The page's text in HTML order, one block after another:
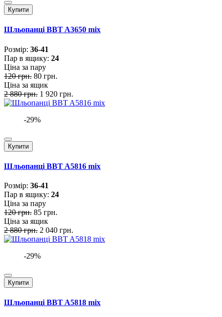
Купити
Шльопанці BBT A3650 mix
Розмiр: 36-41
Пар в ящику: 24
Ціна за пару
120 грн. 80 грн.
Ціна за ящик
2 880 грн. 1 920 грн.
-29%
Купити
Шльопанці BBT A5816 mix
Розмiр: 36-41
Пар в ящику: 24
Ціна за пару
120 грн. 85 грн.
Ціна за ящик
2 880 грн. 2 040 грн.
-29%
Купити
Шльопанці BBT A5818 mix